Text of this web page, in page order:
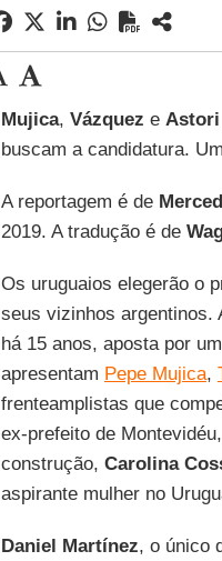
Mujica, Vázquez e Astori
buscam a candidatura.
A reportagem é de
2019. A tradução é de
Os uruguaios elegerão o
seus vizinhos argentinos.
há 15 anos, aposta por
apresentam Pepe Mujica,
frenteamplistas que
ex-prefeito de Montevidéu,
construção, Carolina
aspirante mulher no
Daniel Martínez, o único